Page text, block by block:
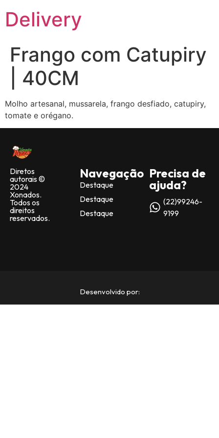
Delivery
Frango com Catupiry
| 40CM
Molho artesanal, mussarela, frango desfiado, catupiry,
tomate e orégano.
Diretos
autorais ©
2024
Xonados.
Todos os
direitos
reservados.
Navegação
Destaque
Destaque
Destaque
Precisa de
ajuda?
(22)99246-
9199
Desenvolvido por: